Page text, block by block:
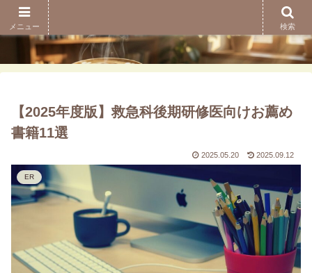
【2025年度版】救急科後期研修医向けお薦め
書籍11選
2025.05.20 2025.09.12
ER
メニュー 検索